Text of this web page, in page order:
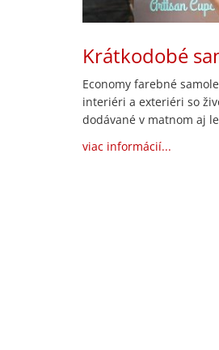
Krátkodobé
Economy farebné
interiéri a exteriéri so
dodávané v matnom aj
viac informácií...